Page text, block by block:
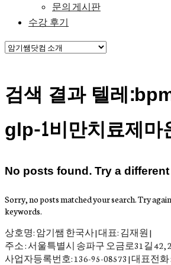
문의 게시판
수강 후기
검색 결과 텔레
glp-1비만치료제마
No posts found. Try a
Sorry, no posts matched your search. Try
keywords.
상호명: 암기쌤 한국사 | 대표: 김재원 |
주소 : 서울특별시 송파구 오금로31길 42,
사업자등록번호: 136-95-08573 | 대표전화 :